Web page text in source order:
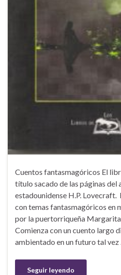
Cuentos fantasmagóricos El
título sacado de las páginas
estadounidense H.P. Lovecraft.
con temas fantasmagóricos en
por la puertorriqueña
Comienza con un cuento largo
ambientado en un futuro tal
Seguir leyendo